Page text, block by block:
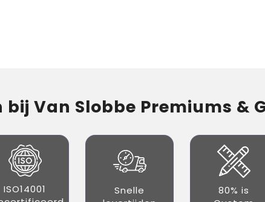
bij Van Slobbe Premiums &
ISO14001
Snelle
80% is